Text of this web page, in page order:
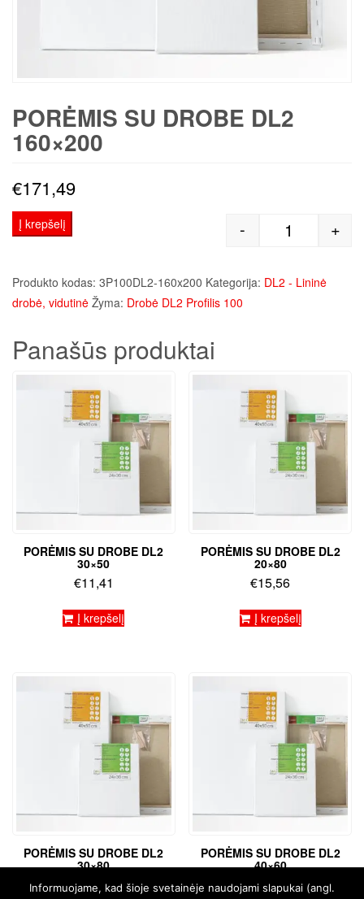
PORĖMIS SU DROBE DL2
160×200
€171,49
produkto
- +
Į krepšelį
Produkto kodas: 3P100DL2-160x200 Kategorija: DL2 - Lininė
drobė, vidutinė Žyma: Drobė DL2 Profilis 100
Panašūs produktai
PORĖMIS SU DROBE DL2
30×50
€11,41
Į krepšelį
PORĖMIS SU DROBE DL2
20×80
€15,56
Į krepšelį
PORĖMIS SU DROBE DL2
30×80
€18,58
PORĖMIS SU DROBE DL2
40×60
€15,26
Informuojame, kad šioje svetainėje naudojami slapukai (angl.